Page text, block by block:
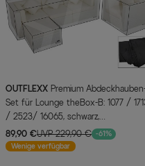
OUTFLEXX
Set für Lounge theBox-B: 1077 /
/ 2523/ 16065, schwarz,
wasserbeständig, ab 2015er Version
89,90 €UVP 229,90 € -61%
Wenige verfügbar